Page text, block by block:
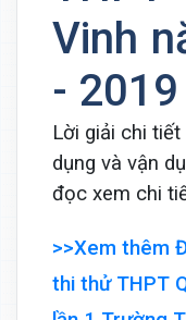
Vinh
- 2019
Lời giải chi
dụng và vận
đọc xem chi
>>Xem thêm
thi thử THPT